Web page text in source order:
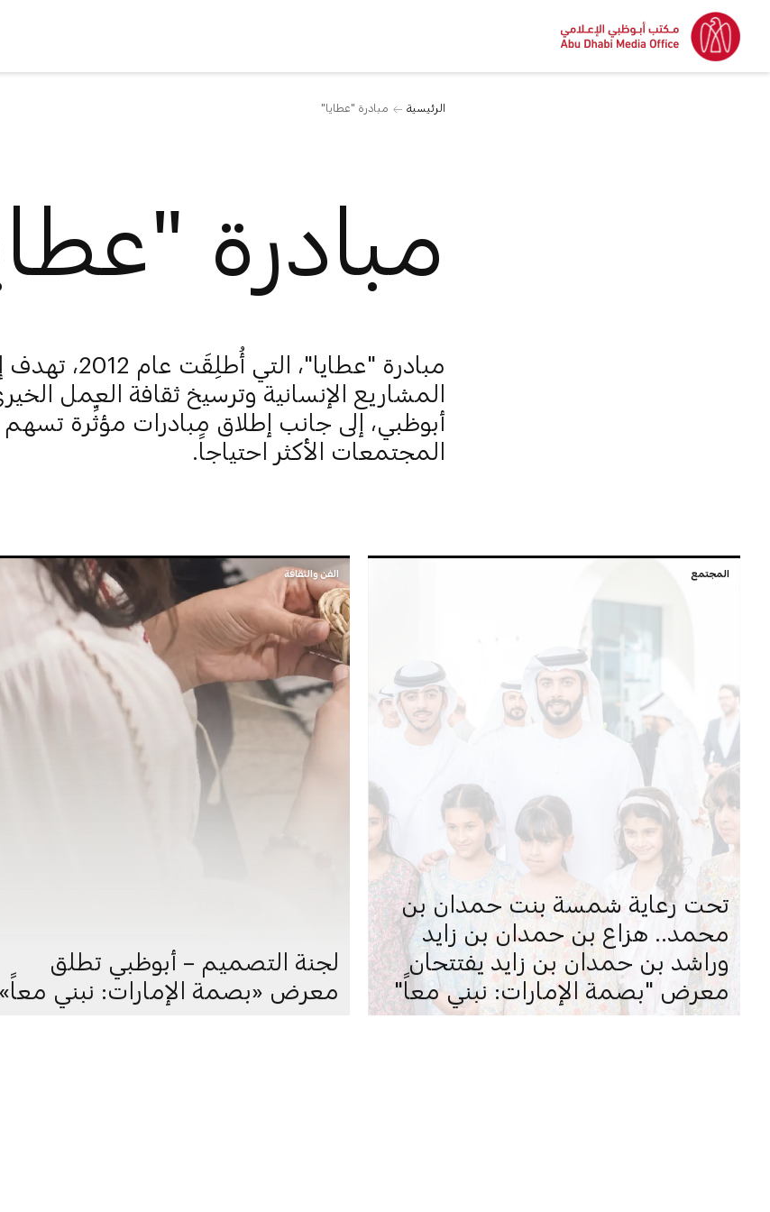
الرئيسية مبادرة "عطايا"
مبادرة
مبادرة "عطايا"، التي
المشاريع الإنسانية وترسيخ ثقافة العمل
أبوظبي، إلى جانب إطلاق مبادرات مؤثِّرة
المجتمعات الأكثر احتياجاً.
المجتمع
تحت رعاية شمسة بنت حمدان بن
محمد.. هزاع بن حمدان بن زايد
وراشد بن حمدان بن زايد يفتتحان
معرض "بصمة الإمارات: نبني معاً"
الفن والثقافة
لجنة التصميم – أبوظبي تطلق
معرض «بصمة الإمارات: نبني معاً»